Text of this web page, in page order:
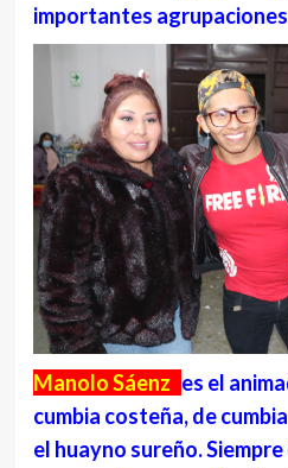
importantes
Manolo Sáenz es el
cumbia costeña, de
el huayno sureño.